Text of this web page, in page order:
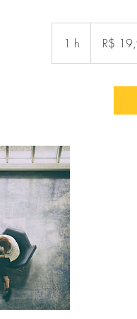
1 h
brasileiros
R$